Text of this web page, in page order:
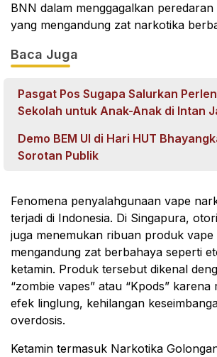
BNN dalam menggagalkan
yang mengandung zat narkotika
Baca Juga
Pasgat Pos Sugapa Salurkan
Sekolah untuk Anak-Anak di Intan
Demo BEM UI di Hari HUT
Sorotan Publik
Fenomena penyalahgunaan vape
terjadi di Indonesia. Di Singapura,
juga menemukan ribuan produk vape
mengandung zat berbahaya seperti
ketamin. Produk tersebut dikenal
“zombie vapes” atau “Kpods” karena
efek linglung, kehilangan
overdosis.
Ketamin termasuk Narkotika